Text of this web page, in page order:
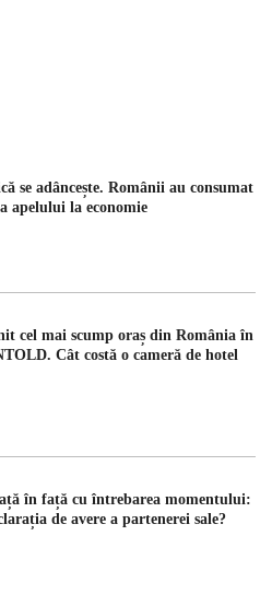
se adâncește. Românii au consumat
apelului la economie
cel mai scump oraș din România în
Cât costă o cameră de hotel
în față cu întrebarea momentului:
de avere a partenerei sale?